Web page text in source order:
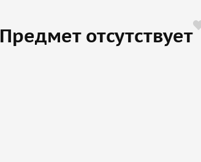
Предмет отсутствует